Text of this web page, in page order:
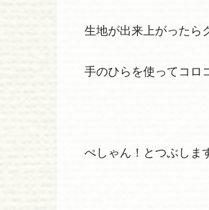
生地が出来上がったら
手のひらを使ってコロ
ぺしゃん！とつぶしま